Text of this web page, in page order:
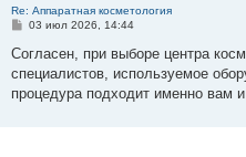
Re: Аппаратная косметология
С
о
щ
е
03 июл 2026, 14:44
Согласен, при выборе центра
специалистов, используемое
процедура подходит именно вам